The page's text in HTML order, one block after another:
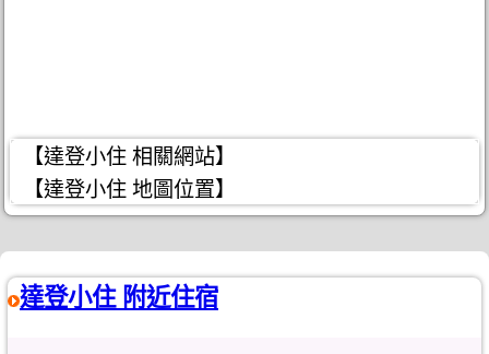
【達登小住 相關網站】
【達登小住 地圖位置】
達登小住 附近住宿